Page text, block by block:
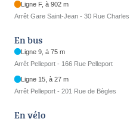
Ligne F, à 902 m
Arrêt Gare Saint-Jean - 30 Rue
En bus
Ligne 9, à 75 m
Arrêt Pelleport - 166 Rue Pelleport
Ligne 15, à 27 m
Arrêt Pelleport - 201 Rue de Bègles
En vélo